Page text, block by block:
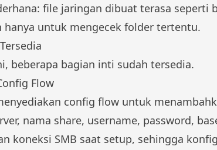
file jaringan dibuat terasa
hanya untuk mengecek folder tertentu.
beberapa bagian inti sudah tersedia.
Flow
config flow untuk
nama share, username, password,
koneksi SMB saat setup, sehingga